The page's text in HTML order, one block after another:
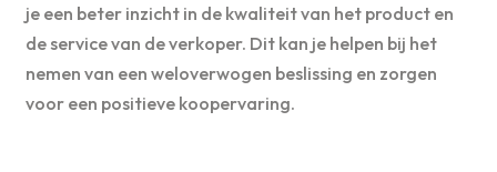
je een beter inzicht in de kwaliteit van het product en
de service van de verkoper. Dit kan je helpen bij het
nemen van een weloverwogen beslissing en zorgen
voor een positieve koopervaring.